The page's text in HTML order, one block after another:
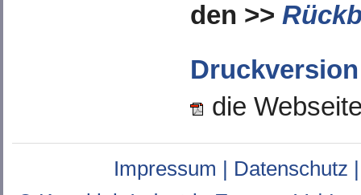
den >>
die
Impressum | Datenschutz